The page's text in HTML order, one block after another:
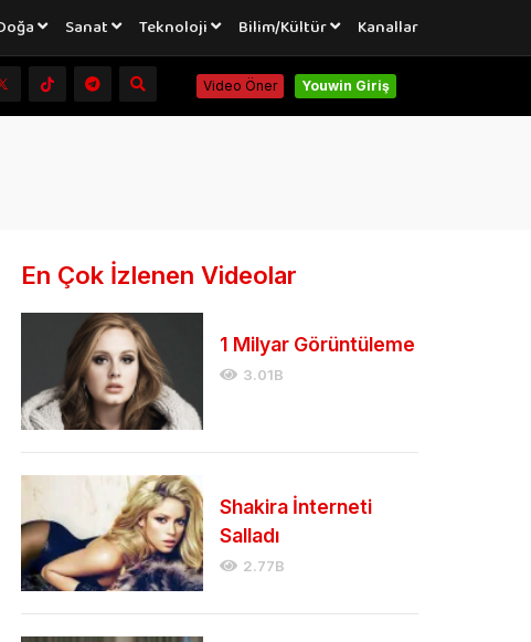
Sanat Teknoloji Bilim/Kültür Kanallar
Video Öner Youwin Giriş
En Çok İzlenen Videolar
1 Milyar Görüntüleme
3.01B
Shakira İnterneti
Salladı
2.77B